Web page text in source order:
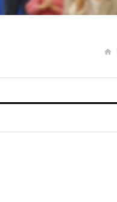
여성 공동체